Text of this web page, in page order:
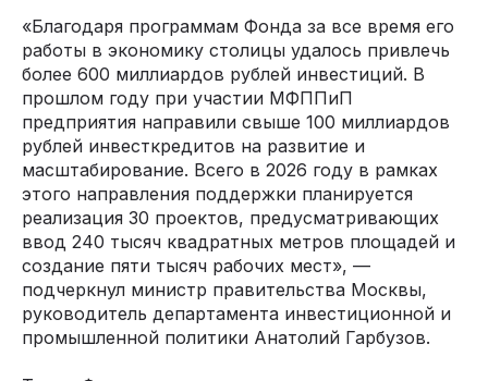
«Благодаря программам Фонда за все время его
работы в экономику столицы удалось привлечь
более 600 миллиардов рублей инвестиций. В
прошлом году при участии МФППиП
предприятия направили свыше 100 миллиардов
рублей инвесткредитов на развитие и
масштабирование. Всего в 2026 году в рамках
этого направления поддержки планируется
реализация 30 проектов, предусматривающих
ввод 240 тысяч квадратных метров площадей и
создание пяти тысяч рабочих мест», —
подчеркнул министр правительства Москвы,
руководитель департамента инвестиционной и
промышленной политики Анатолий Гарбузов.